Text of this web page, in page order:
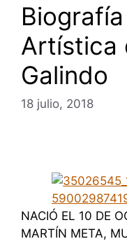
Artística
Galindo
18 julio, 2018
NACIÓ EL 10 DE
MARTÍN META,